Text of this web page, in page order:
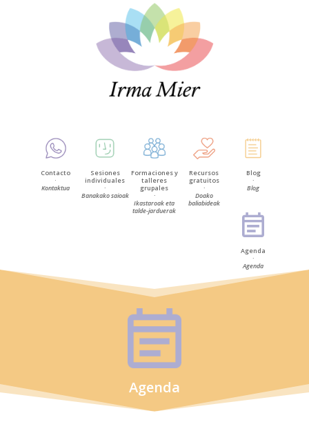
Contacto
·
Kontaktua
Sesiones
individuales
·
Banakako saioak
Formaciones y
talleres
grupales
·
Ikastaroak eta
talde-jarduerak
Recursos
gratuitos
·
Doako
baliabideak
Blog
·
Blog
Agenda
·
Agenda
Agenda